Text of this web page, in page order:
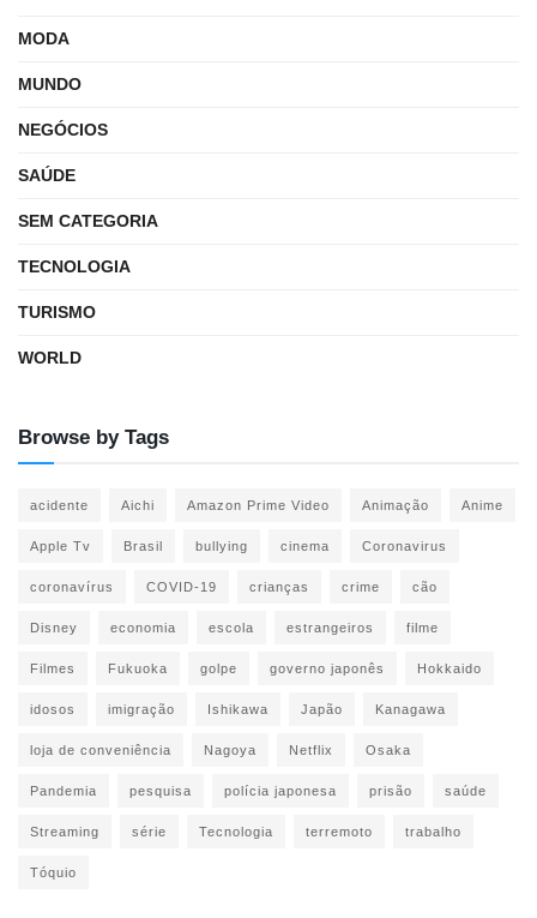
MODA
MUNDO
NEGÓCIOS
SAÚDE
SEM CATEGORIA
TECNOLOGIA
TURISMO
WORLD
Browse by Tags
acidente Aichi Amazon Prime Video Animação Anime
Apple Tv Brasil bullying cinema Coronavirus
coronavírus COVID-19 crianças crime cão
Disney economia escola estrangeiros filme
Filmes Fukuoka golpe governo japonês Hokkaido
idosos imigração Ishikawa Japão Kanagawa
loja de conveniência Nagoya Netflix Osaka
Pandemia pesquisa polícia japonesa prisão saúde
Streaming série Tecnologia terremoto trabalho
Tóquio